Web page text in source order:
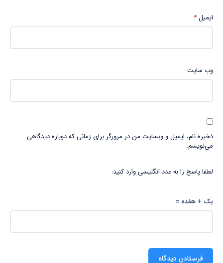
ایمیل*
وب‌ سایت
ذخیره نام، ایمیل و وبسایت من در مرورگر برای زمانی که دوباره دیدگاهی
می‌نویسم.
لطفا پاسخ را به عدد انگلیسی وارد کنید:
یک + هفده =